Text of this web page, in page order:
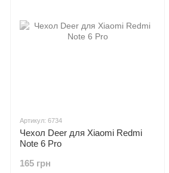
Артикул: 6734
Чехол Deer для Xiaomi Redmi
Note 6 Pro
165 грн